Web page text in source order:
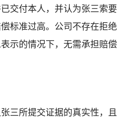
交付本人，并认为张三索要
标准过高。公司不存在拒绝
示的情况下，无需承担赔偿
三所提交证据的真实性，且